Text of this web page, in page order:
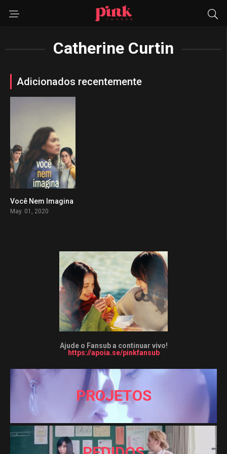
Catherine Curtin
Adicionados recentemente
0
Você Nem Imagina
May. 01, 2020
Ajude o Fansub a continuar vivo!
https://apoia.se/pinkfansub
PROJETOS